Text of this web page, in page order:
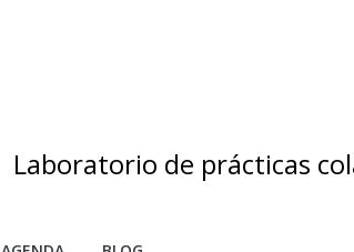
Laboratorio de prácticas